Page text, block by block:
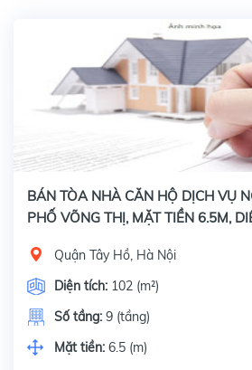
BÁN TÒA NHÀ CĂN HỘ DỊCH VỤ
PHỐ VÕNG THỊ, MẶT TIỀN 6.5M,
Quận Tây Hồ, Hà Nội
Diện tích: 102 (m²)
Số tầng: 9 (tầng)
Mặt tiền: 6.5 (m)